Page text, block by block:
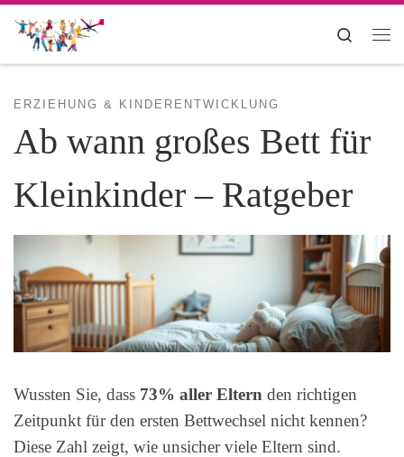
Zum Inhalt springen
Search
ERZIEHUNG & KINDERENTWICKLUNG
Ab wann großes Bett für
Kleinkinder – Ratgeber
Wussten Sie, dass 73% aller Eltern den richtigen
Zeitpunkt für den ersten Bettwechsel nicht kennen?
Diese Zahl zeigt, wie unsicher viele Eltern sind.